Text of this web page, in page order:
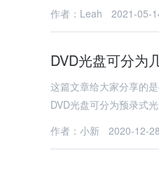
作者：Leah
2021-05-
DVD光盘可分为
这篇文章给大家分享的
DVD光盘可分为预录式
作者：小新
2020-12-